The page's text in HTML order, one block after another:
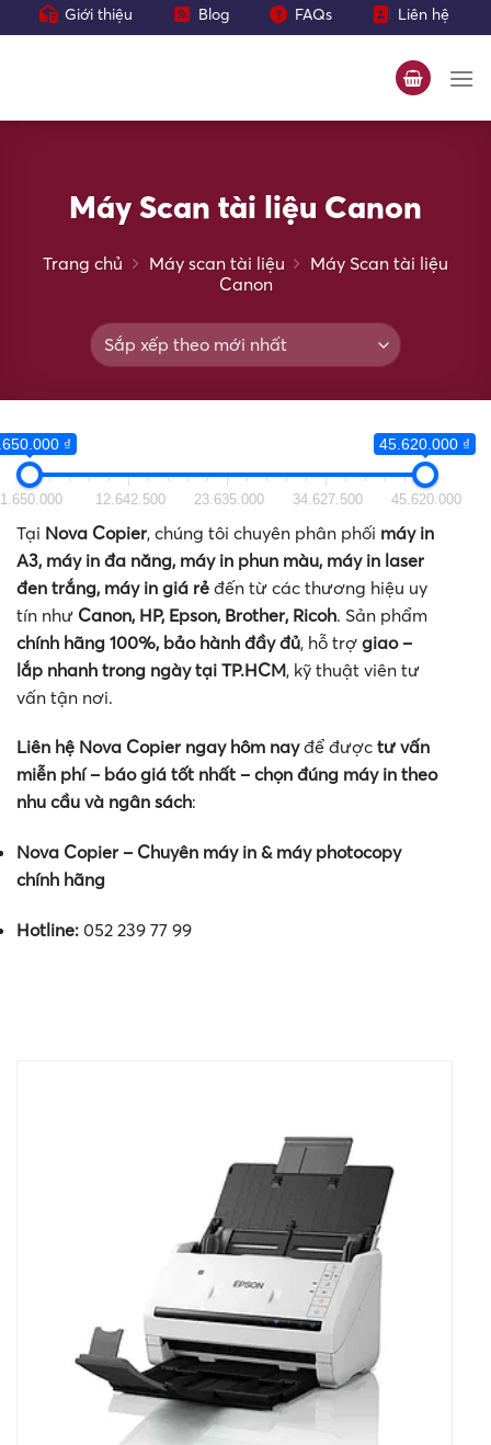
qua
Giới thiệu Blog FAQs Liên hệ
Máy Scan tài liệu Canon
Trang chủ Máy scan tài liệu
Máy Scan tài liệu
Canon
₫ 45.620.000 ₫
1.650.000 12.642.500 23.635.000 34.627.500 45.620.000
Tại Nova Copier, chúng tôi chuyên phân phối máy in
A3, máy in đa năng, máy in phun màu, máy in laser
đen trắng, máy in giá rẻ đến từ các thương hiệu uy
tín như Canon, HP, Epson, Brother, Ricoh. Sản phẩm
chính hãng 100%, bảo hành đầy đủ, hỗ trợ giao –
lắp nhanh trong ngày tại TP.HCM, kỹ thuật viên tư
vấn tận nơi.
Liên hệ Nova Copier ngay hôm nayđể được tư vấn
miễn phí – báo giá tốt nhất – chọn đúng máy in theo
nhu cầu và ngân sách:
Nova Copier – Chuyên máy in & máy photocopy
chính hãng
Hotline: 052 239 77 99